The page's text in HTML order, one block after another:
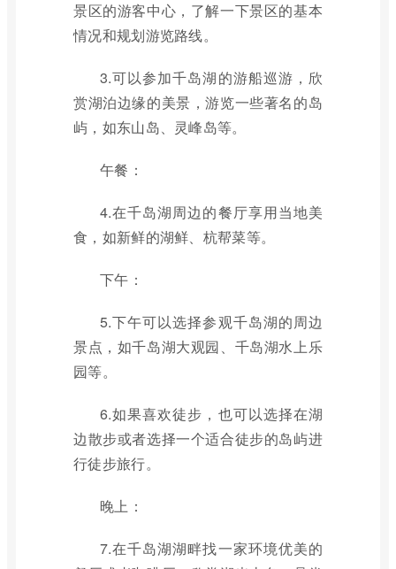
景区的游客中心，了解一下景区的基本
情况和规划游览路线。
3.可以参加千岛湖的游船巡游，欣
赏湖泊边缘的美景，游览一些著名的岛
屿，如东山岛、灵峰岛等。
午餐：
4.在千岛湖周边的餐厅享用当地美
食，如新鲜的湖鲜、杭帮菜等。
下午：
5.下午可以选择参观千岛湖的周边
景点，如千岛湖大观园、千岛湖水上乐
园等。
6.如果喜欢徒步，也可以选择在湖
边散步或者选择一个适合徒步的岛屿进
行徒步旅行。
晚上：
7.在千岛湖湖畔找一家环境优美的